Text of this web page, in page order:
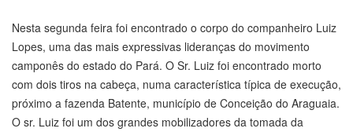
Nesta segunda feira foi encontrado o corpo do companheiro Luiz
Lopes, uma das mais expressivas lideranças do movimento
camponês do estado do Pará. O Sr. Luiz foi encontrado morto
com dois tiros na cabeça, numa característica típica de execução,
próximo a fazenda Batente, município de Conceição do Araguaia.
O sr. Luiz foi um dos grandes mobilizadores da tomada da